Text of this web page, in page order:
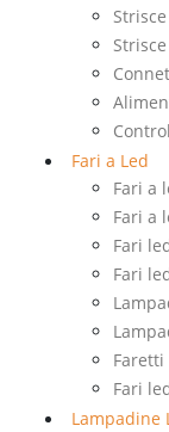
Fari a Led
Fari a
Fari a
Fari
Fari
Faretti
Fari
Lampadine